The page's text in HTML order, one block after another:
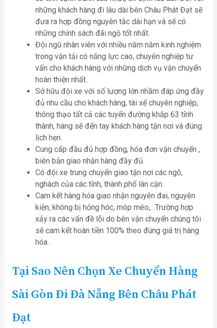
những khách hàng đi lâu dài bên Châu Phát Đạt sẽ
đưa ra hợp đồng nguyên tắc dài hạn và sẽ có
những chính sách đãi ngộ tốt nhất.
Đội ngũ nhân viên với nhiều năm năm kinh nghiệm
trong vận tải có năng lực cao, chuyên nghiệp tư
vấn cho khách hàng với những dịch vụ vận chuyển
hoàn thiện nhất.
Sở hữu đội xe với số lượng lớn nhầm đáp ứng đầy
đủ nhu cầu cho khách hàng, tài xế chuyên nghiệp,
thông thạo tất cả các tuyến đường khắp 63 tỉnh
thành, hàng sẽ đến tay khách hàng tận nơi và đúng
lịch hẹn.
Cung cấp đầu đủ hợp đồng, hóa đơn vận chuyển ,
biên bản giao nhận hàng đầy đủ.
Có đội xe trung chuyển giao tận nơi các ngõ,
nghách của các tỉnh, thành phố lân cận.
Cam kết hàng hóa giao nhận nguyên đai, nguyên
kiện, không bị hỏng hóc, móp méo,…Trường hợp
xảy ra các vấn đề lỗi do bên vận chuyển chúng tôi
sẽ cam kết hoàn tiền 100% theo đúng giá trị hàng
hóa .
Tại Sao Nên Chọn Xe Chuyển Hàng
Sài Gòn Đi Đà Nẵng Bên Châu Phát
Đạt